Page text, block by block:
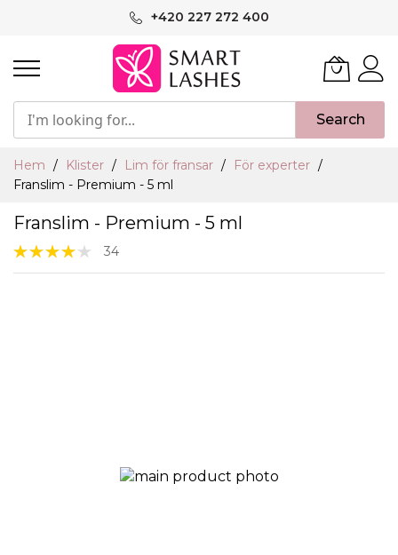
+420 227 272 400
Search
Hem Klister Lim för fransar
För experter
Franslim - Premium - 5 ml
Franslim - Premium - 5 ml
Rating:
80%
34